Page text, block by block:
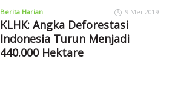
Berita Harian 9 Mei 2019
KLHK: Angka Deforestasi
Indonesia Turun Menjadi
440.000 Hektare